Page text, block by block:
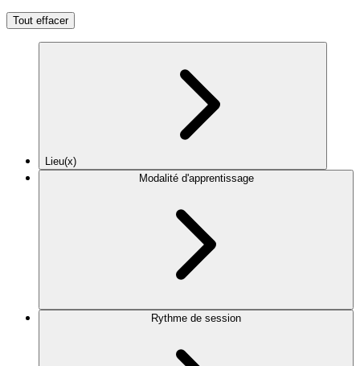
Tout effacer
Lieu(x)
Modalité d'apprentissage
Rythme de session